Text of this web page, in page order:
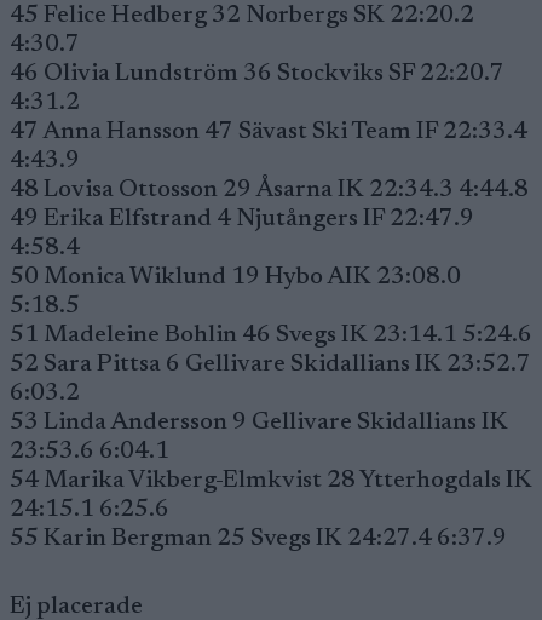
45 Felice Hedberg 32 Norbergs SK 22:20.2
4:30.7
46 Olivia Lundström 36 Stockviks SF 22:20.7
4:31.2
47 Anna Hansson 47 Sävast Ski Team IF 22:33.4
4:43.9
48 Lovisa Ottosson 29 Åsarna IK 22:34.3 4:44.8
49 Erika Elfstrand 4 Njutångers IF 22:47.9
4:58.4
50 Monica Wiklund 19 Hybo AIK 23:08.0
5:18.5
51 Madeleine Bohlin 46 Svegs IK 23:14.1 5:24.6
52 Sara Pittsa 6 Gellivare Skidallians IK 23:52.7
6:03.2
53 Linda Andersson 9 Gellivare Skidallians IK
23:53.6 6:04.1
54 Marika Vikberg-Elmkvist 28 Ytterhogdals IK
24:15.1 6:25.6
55 Karin Bergman 25 Svegs IK 24:27.4 6:37.9
Ej placerade